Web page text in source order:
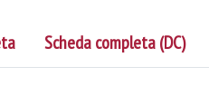
Scheda completa (DC)